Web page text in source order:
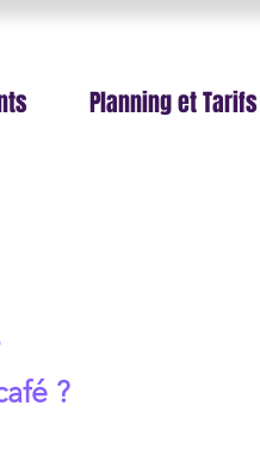
Planning et Tarifs
?